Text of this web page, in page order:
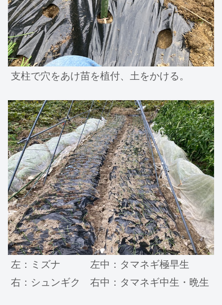
支柱で穴をあけ苗を植付、土をかける。
左：ミズナ 左中：タマネギ極早生
右：シュンギク 右中：タマネギ中生・晩生